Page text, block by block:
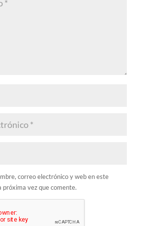
correo electrónico y web en este
próxima vez que comente.